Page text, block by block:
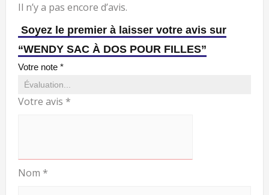
Il n’y a pas encore d’avis.
Soyez le premier à laisser votre avis sur
“WENDY SAC À DOS POUR FILLES”
Votre note *
Votre avis *
Nom *